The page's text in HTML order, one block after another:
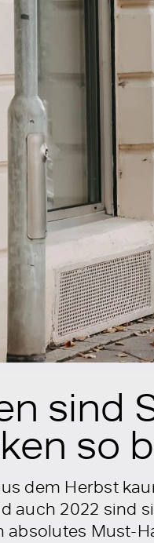
sind
so
dem Herbst
auch 2022 sind
absolutes Must-